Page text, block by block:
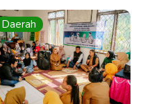
Daerah